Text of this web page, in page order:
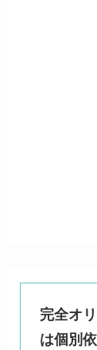
完全オ
は個別